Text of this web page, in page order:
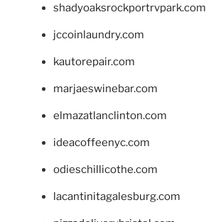
shadyoaksrockportrvpark.com
jccoinlaundry.com
kautorepair.com
marjaeswinebar.com
elmazatlanclinton.com
ideacoffeenyc.com
odieschillicothe.com
lacantinitagalesburg.com